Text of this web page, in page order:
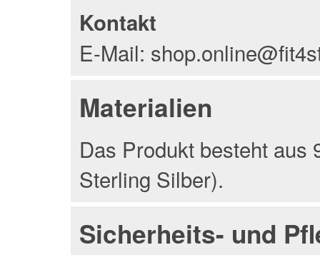
Kontakt
E-Mail:
Materialien
Das Produkt besteht aus
Sterling Silber).
Sicherheits- und